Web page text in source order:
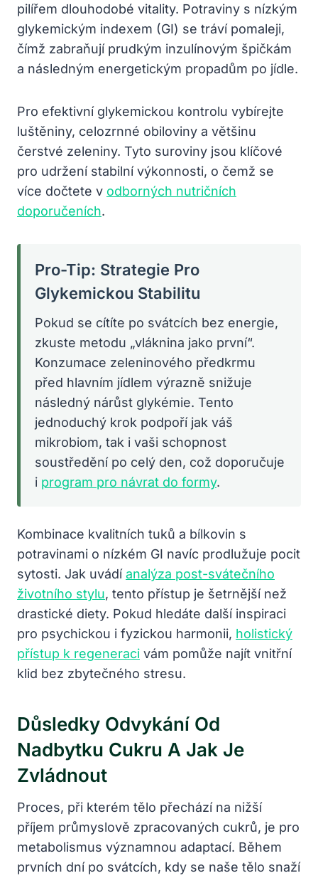
pilířem dlouhodobé vitality. Potraviny s nízkým
glykemickým indexem (GI) se tráví pomaleji,
čímž zabraňují prudkým inzulínovým špičkám
a následným energetickým propadům po jídle.
Pro efektivní glykemickou kontrolu vybírejte
luštěniny, celozrnné obiloviny a většinu
čerstvé zeleniny. Tyto suroviny jsou klíčové
pro udržení stabilní výkonnosti, o čemž se
více dočtete v odborných nutričních
doporučeních.
Pro-Tip: Strategie Pro
Glykemickou Stabilitu
Pokud se cítíte po svátcích bez energie,
zkuste metodu „vláknina jako první“.
Konzumace zeleninového předkrmu
před hlavním jídlem výrazně snižuje
následný nárůst glykémie. Tento
jednoduchý krok podpoří jak váš
mikrobiom, tak i vaši schopnost
soustředění po celý den, což doporučuje
i program pro návrat do formy.
Kombinace kvalitních tuků a bílkovin s
potravinami o nízkém GI navíc prodlužuje pocit
sytosti. Jak uvádíanalýza post-svátečního
životního stylu, tento přístup je šetrnější než
drastické diety. Pokud hledáte další inspiraci
pro psychickou i fyzickou harmonii, holistický
přístup k regeneraci vám pomůže najít vnitřní
klid bez zbytečného stresu.
Důsledky Odvykání Od
Nadbytku Cukru A Jak Je
Zvládnout
Proces, při kterém tělo přechází na nižší
příjem průmyslově zpracovaných cukrů, je pro
metabolismus významnou adaptací. Během
prvních dní po svátcích, kdy se naše tělo snaží